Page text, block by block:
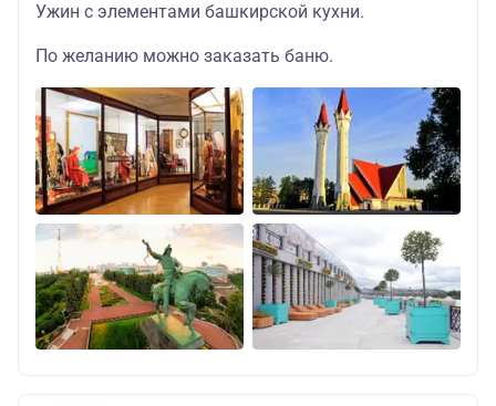
Ужин с элементами башкирской кухни.
По желанию можно заказать баню.